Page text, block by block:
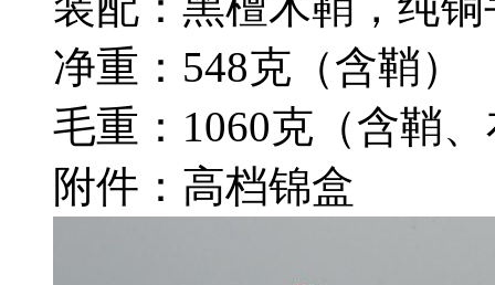
净重：548克（含鞘）
毛重：1060克（含鞘
附件：高档锦盒